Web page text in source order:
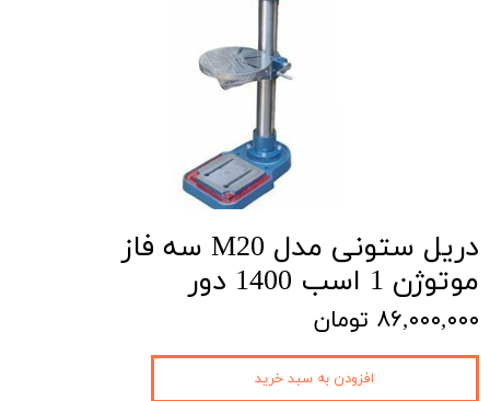
دریل ستونی مدل M20 سه فاز
موتوژن 1 اسب 1400 دور
۸۶,۰۰۰,۰۰۰ تومان
افزودن به سبد خرید